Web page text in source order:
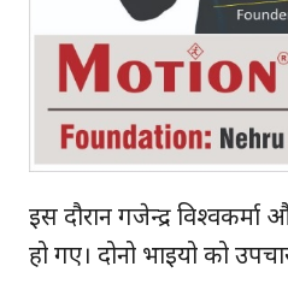
इस दौरान गजेन्द्र
हो गए। दोनो भाइयो को